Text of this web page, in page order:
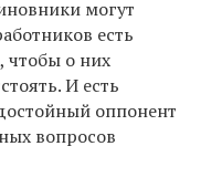
могут
есть
чтобы о них
И есть
оппонент
вопросов